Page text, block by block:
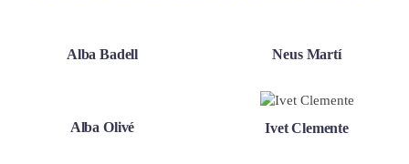
Alba Badell Neus Martí
Alba Olivé Ivet Clemente